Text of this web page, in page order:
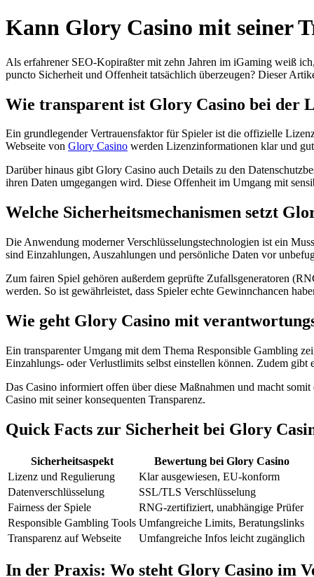
Kann Glory Casino mit seiner
Als erfahrener SEO-Kopiraßter mit zehn Jahren im iGaming weiß
puncto Sicherheit und Offenheit tatsächlich überzeugen? Dieser
Wie transparent ist Glory Casino bei der
Ein grundlegender Vertrauensfaktor für Spieler ist die offizielle
Webseite von Glory Casino werden Lizenzinformationen klar und
Darüber hinaus gibt Glory Casino auch Details zu den
ihren Daten umgegangen wird. Diese Offenheit im Umgang mit
Welche Sicherheitsmechanismen setzt
Die Anwendung moderner Verschlüsselungstechnologien ist ein
sind Einzahlungen, Auszahlungen und persönliche Daten vor
Zum fairen Spiel gehören außerdem geprüfte Zufallsgeneratoren
werden. So ist gewährleistet, dass Spieler echte Gewinnchancen
Wie geht Glory Casino mit
Ein transparenter Umgang mit dem Thema Responsible Gambling
Einzahlungs- oder Verlustlimits selbst einstellen können. Zudem
Das Casino informiert offen über diese Maßnahmen und macht
Casino mit seiner konsequenten Transparenz.
Quick Facts zur Sicherheit bei Glory
Sicherheitsaspekt
Bewertung bei Glory Casino
Lizenz und Regulierung
Klar ausgewiesen, EU-konform
Datenverschlüsselung
SSL/TLS Verschlüsselung
Fairness der Spiele
RNG-zertifiziert, unabhängige Prüfer
Responsible Gambling Tools Umfangreiche Limits, Beratungslinks
Transparenz auf Webseite
Umfangreiche Infos leicht zugänglich
In der Praxis: Wo steht Glory Casino im